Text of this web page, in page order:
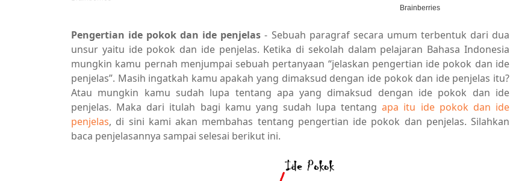
Pengertian ide pokok dan ide penjelas - Sebuah paragraf secara umum terbentuk dari dua
unsur yaitu ide pokok dan ide penjelas. Ketika di sekolah dalam pelajaran Bahasa Indonesia
mungkin kamu pernah menjumpai sebuah pertanyaan “jelaskan pengertian ide pokok dan ide
penjelas”. Masih ingatkah kamu apakah yang dimaksud dengan ide pokok dan ide penjelas itu?
Atau mungkin kamu sudah lupa tentang apa yang dimaksud dengan ide pokok dan ide
penjelas. Maka dari itulah bagi kamu yang sudah lupa tentangapa itu ide pokok dan ide
penjelas, di sini kami akan membahas tentang pengertian ide pokok dan penjelas. Silahkan
baca penjelasannya sampai selesai berikut ini.